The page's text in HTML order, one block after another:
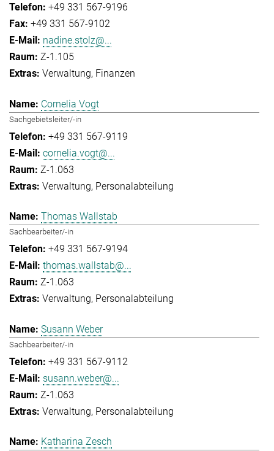
+49 331 567-9196
+49 331 567-9102
nadine.stolz@...
Z-1.105
Verwaltung Finanzen
Cornelia Vogt
Sachgebietsleiter/-in
+49 331 567-9119
cornelia.vogt@...
Z-1.063
Verwaltung Personalabteilung
Thomas Wallstab
Sachbearbeiter/-in
+49 331 567-9194
thomas.wallstab@...
Z-1.063
Verwaltung Personalabteilung
Susann Weber
Sachbearbeiter/-in
+49 331 567-9112
susann.weber@...
Z-1.063
Verwaltung Personalabteilung
Katharina Zesch